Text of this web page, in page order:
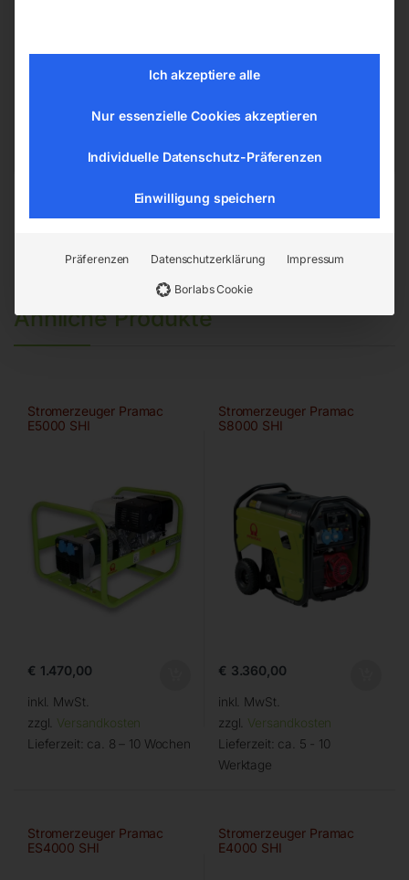
Hannesgrub Nord 19
4911 Ried/Tumeltsham
Ähnliche Produkte
Stromerzeuger Pramac
E5000 SHI
€ 1.470,00
inkl. MwSt.
zzgl. Versandkosten
Lieferzeit: ca. 8 – 10 Wochen
Stromerzeuger Pramac
S8000 SHI
€ 3.360,00
inkl. MwSt.
zzgl. Versandkosten
Lieferzeit: ca. 5 - 10
Werktage
Stromerzeuger Pramac
ES4000 SHI
Stromerzeuger Pramac
E4000 SHI
Ich akzeptiere alle
Nur essenzielle Cookies akzeptieren
Individuelle Datenschutz-Präferenzen
Einwilligung speichern
Präferenzen Datenschutzerklärung Impressum
Borlabs Cookie